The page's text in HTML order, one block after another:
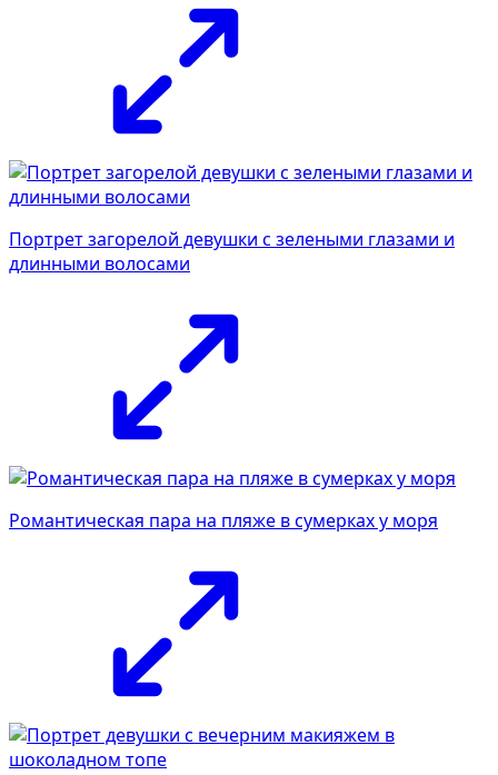
Портрет загорелой девушки с зелеными глазами и
длинными волосами
Романтическая пара на пляже в сумерках у моря